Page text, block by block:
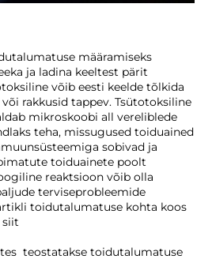
testid
KKK
määramiseks
ja ladina keeltest pärit
võib eesti keelde tõlkida
rakkusid tappev. Tsütotoksiline
mikroskoobi all vereliblede
teha, missugused toiduained
sobivad ja
toiduainete poolt
reaktsioon võib olla
terviseprobleemide
toidutalumatuse kohta koos
siit
teostatakse toidutalumatuse